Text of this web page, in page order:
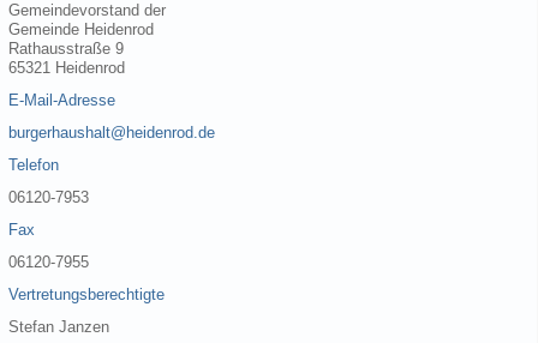
Gemeindevorstand der
Gemeinde Heidenrod
Rathausstraße 9
65321 Heidenrod
E-Mail-Adresse
burgerhaushalt@heidenrod.de
Telefon
06120-7953
Fax
06120-7955
Vertretungsberechtigte
Stefan Janzen